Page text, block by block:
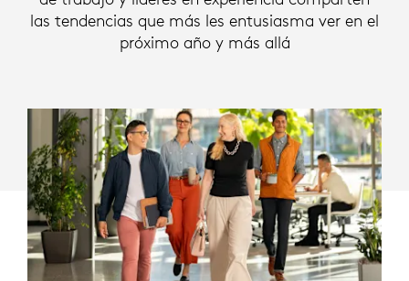
las tendencias que más les entusiasma ver en el
próximo año y más allá